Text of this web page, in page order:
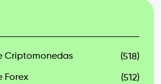
Criptomonedas (518)
Forex (512)